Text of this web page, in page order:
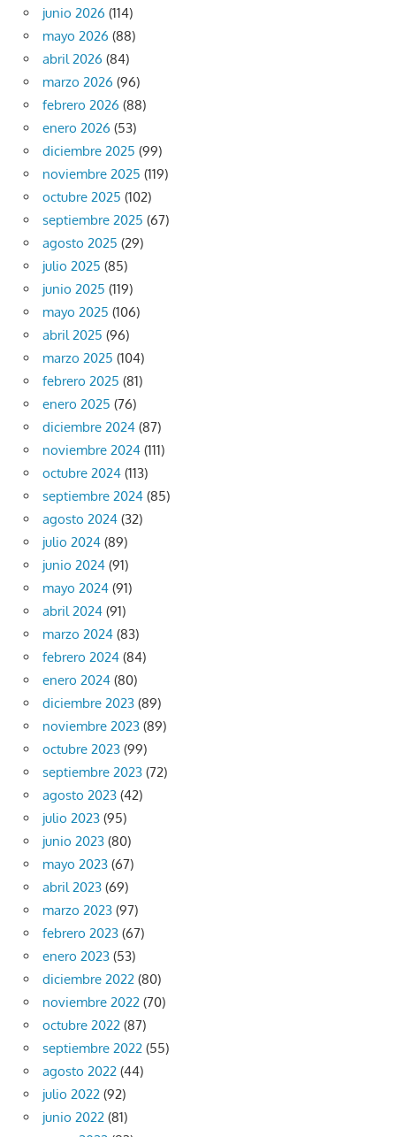
junio 2026 (114)
mayo 2026 (88)
abril 2026 (84)
marzo 2026 (96)
febrero 2026 (88)
enero 2026 (53)
diciembre 2025 (99)
noviembre 2025 (119)
octubre 2025 (102)
septiembre 2025 (67)
agosto 2025 (29)
julio 2025 (85)
junio 2025 (119)
mayo 2025 (106)
abril 2025 (96)
marzo 2025 (104)
febrero 2025 (81)
enero 2025 (76)
diciembre 2024 (87)
noviembre 2024 (111)
octubre 2024 (113)
septiembre 2024 (85)
agosto 2024 (32)
julio 2024 (89)
junio 2024 (91)
mayo 2024 (91)
abril 2024 (91)
marzo 2024 (83)
febrero 2024 (84)
enero 2024 (80)
diciembre 2023 (89)
noviembre 2023 (89)
octubre 2023 (99)
septiembre 2023 (72)
agosto 2023 (42)
julio 2023 (95)
junio 2023 (80)
mayo 2023 (67)
abril 2023 (69)
marzo 2023 (97)
febrero 2023 (67)
enero 2023 (53)
diciembre 2022 (80)
noviembre 2022 (70)
octubre 2022 (87)
septiembre 2022 (55)
agosto 2022 (44)
julio 2022 (92)
junio 2022 (81)